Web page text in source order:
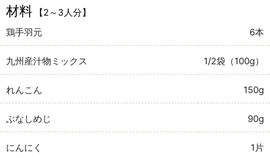
材料
【2～3人分】
鶏手羽元
6本
九州産汁物ミックス 1/2袋（100g）
れんこん 150g
ぶなしめじ 90g
にんにく 1片